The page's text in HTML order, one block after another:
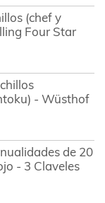
en5.00de
5
(chef y
Four Star
- Wüsthof
de 20
- 3 Claveles